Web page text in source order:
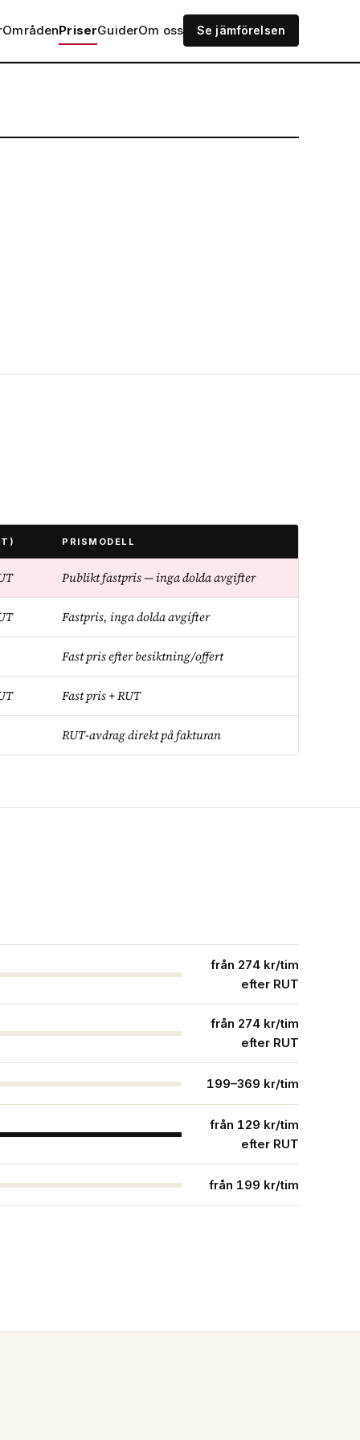
OmrådenPriserGuiderOm oss Se jämförelsen
PRISMODELL
Publikt fastpris — inga dolda avgifter
Fastpris, inga dolda avgifter
Fast pris efter besiktning/offert
Fast pris + RUT
RUT-avdrag direkt på fakturan
från 274 kr/tim
efter RUT
från 274 kr/tim
efter RUT
199–369 kr/tim
från 129 kr/tim
efter RUT
från 199 kr/tim